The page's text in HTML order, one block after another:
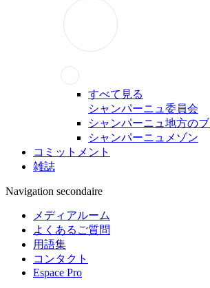
すべて見る
シャンパーニュ委員会
シャンパーニュ地方の
シャンパーニュメゾン
コミットメント
雑誌
Navigation secondaire
メディアルーム
よくあるご質問
用語集
コンタクト
Espace Pro